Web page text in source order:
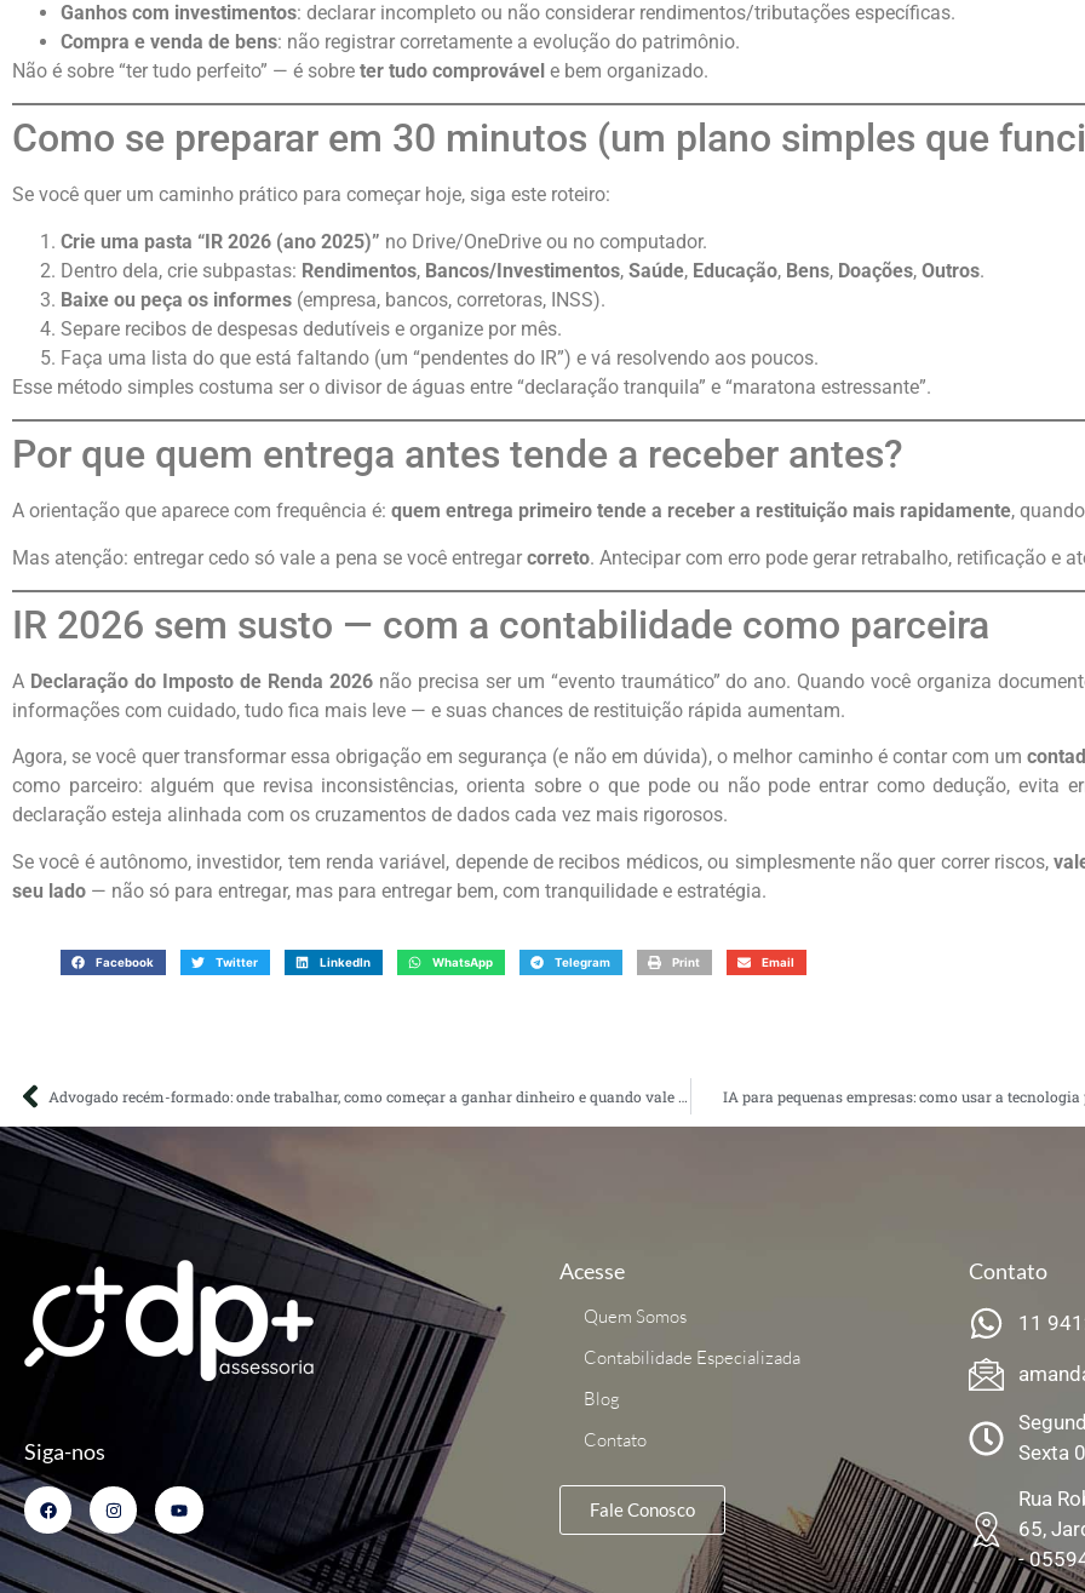
Ganhos com investimentos: declarar incompleto ou não considerar rendimentos/tributações específicas.
Compra e venda de bens: não registrar corretamente a evolução do patrimônio.
Não é sobre “ter tudo perfeito” — é sobre ter tudo comprovável e bem organizado.
Como se preparar em 30 minutos (um plano simples que
Se você quer um caminho prático para começar hoje, siga este roteiro:
Crie uma pasta “IR 2026 (ano 2025)” no Drive/OneDrive ou no computador.
Dentro dela, crie subpastas: Rendimentos, Bancos/Investimentos, Saúde, Educação, Bens, Doações, Outros.
Baixe ou peça os informes (empresa, bancos, corretoras, INSS).
Separe recibos de despesas dedutíveis e organize por mês.
Faça uma lista do que está faltando (um “pendentes do IR”) e vá resolvendo aos poucos.
Esse método simples costuma ser o divisor de águas entre “declaração tranquila” e “maratona estressante”.
Por que quem entrega antes tende a receber antes?
A orientação que aparece com frequência é: quem entrega primeiro tende a receber a restituição mais rapidamente,
Mas atenção: entregar cedo só vale a pena se você entregar correto. Antecipar com erro pode gerar retrabalho, retificação e
IR 2026 sem susto — com a contabilidade como parceira
A Declaração do Imposto de Renda 2026não precisa ser um “evento traumático” do ano. Quando você organiza
informações com cuidado, tudo fica mais leve — e suas chances de restituição rápida aumentam.
Agora, se você quer transformar essa obrigação em segurança (e não em dúvida), o melhor caminho é contar com um
como parceiro: alguém que revisa inconsistências, orienta sobre o que pode ou não pode entrar como dedução, evita
declaração esteja alinhada com os cruzamentos de dados cada vez mais rigorosos.
Se você é autônomo, investidor, tem renda variável, depende de recibos médicos, ou simplesmente não quer correr riscos,
seu lado — não só para entregar, mas para entregar bem, com tranquilidade e estratégia.
Facebook Twitter LinkedIn WhatsApp Telegram Print Email
Advogado recém-formado: onde trabalhar, como começar a ganhar dinheiro e quando vale abrir CNPJ IA para pequenas empresas: como usar a
Siga-nos
Acesse
Quem Somos
Contabilidade Especializada
Blog
Contato
Fale Conosco
Contato
11
Sexta
Rua
65,
-